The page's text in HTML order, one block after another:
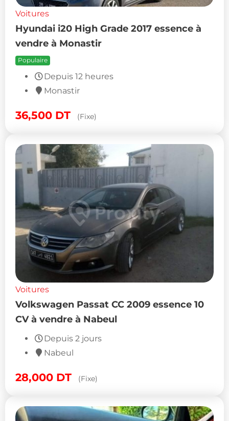
Voitures
Hyundai i20 High Grade 2017 essence à
vendre à Monastir
Populaire
Depuis 12 heures
Monastir
36,500 DT (Fixe)
Voitures
Volkswagen Passat CC 2009 essence 10
CV à vendre à Nabeul
Depuis 2 jours
Nabeul
28,000 DT (Fixe)